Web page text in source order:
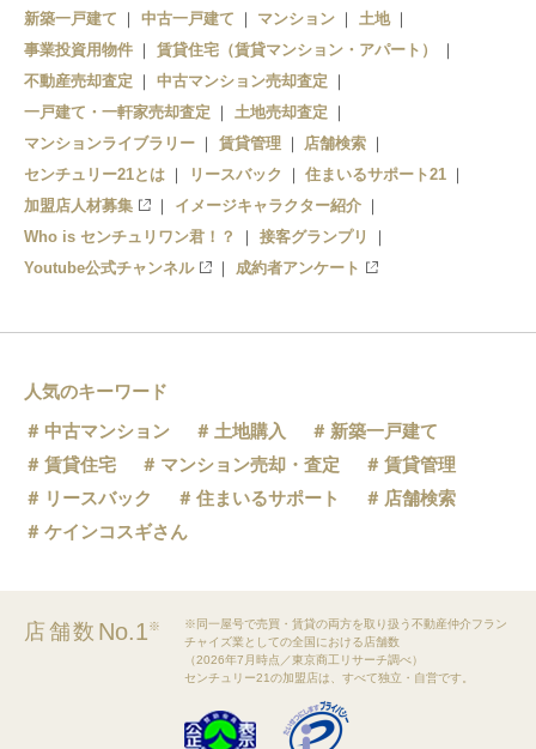
新築一戸建て 中古一戸建て マンション
土地
事業投資用物件
賃貸住宅（賃貸マンション・アパート）
不動産売却査定
中古マンション売却査定
一戸建て・一軒家売却査定
土地売却査定
マンションライブラリー
賃貸管理
店舗検索
センチュリー21とは
リースバック
住まいるサポート21
加盟店人材募集
イメージキャラクター紹介
Who is センチュリワン君！？
接客グランプリ
Youtube公式チャンネル
成約者アンケート
人気のキーワード
中古マンション
土地購入
新築一戸建て
賃貸住宅
マンション売却・査定
賃貸管理
リースバック
住まいるサポート
店舗検索
ケインコスギさん
店舗数 No.1※
※同一屋号で売買・賃貸の両方を取り扱う不動産仲介フラン
チャイズ業としての全国における店舗数
（2026年7月時点／東京商工リサーチ調べ）
センチュリー21の加盟店は、すべて独立・自営です。